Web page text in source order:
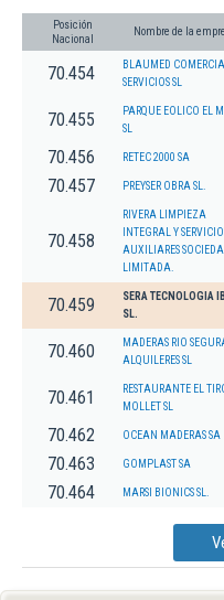
Posición
Nacional
Nombre de la
70.454
BLAUMED
SERVICIOS SL
70.455
PARQUE EOLICO EL
SL
70.456 RETEC 2000 SA
70.457 PREYSER OBRA SL.
70.458
RIVERA LIMPIEZA
INTEGRAL Y
AUXILIARES
LIMITADA.
70.459
SERA TECNOLOGIA
SL.
70.460
MADERAS RIO
ALQUILERES SL
70.461
RESTAURANTE EL
MOLLET SL
70.462 OCEAN MADERAS SA
70.463 GOMPLAST SA
70.464 MARSI BIONICS SL.